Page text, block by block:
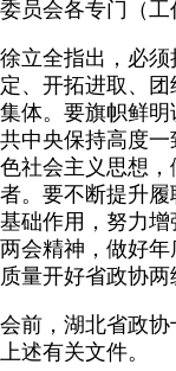
委员会各专门（工
徐立全指出，必
定、开拓进取、
集体。要旗帜鲜
共中央保持高度
色社会主义思想
者。要不断提升
基础作用，努力
两会精神，做好
质量开好省政协两
会前，湖北省政
上述有关文件。